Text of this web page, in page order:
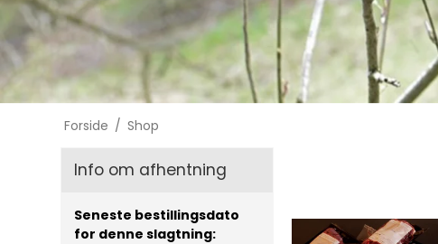
Forside / Shop
Info om afhentning
Seneste bestillingsdato
for denne slagtning: